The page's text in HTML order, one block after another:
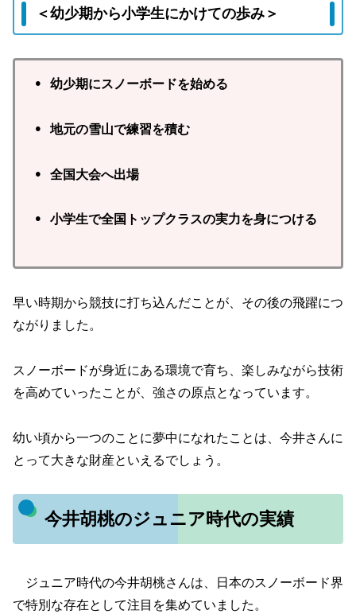
＜幼少期から小学生にかけての歩み＞
• 幼少期にスノーボードを始める
• 地元の雪山で練習を積む
• 全国大会へ出場
• 小学生で全国トップクラスの実力を身につける
早い時期から競技に打ち込んだことが、その後の飛躍につ
ながりました。
スノーボードが身近にある環境で育ち、楽しみながら技術
を高めていったことが、強さの原点となっています。
幼い頃から一つのことに夢中になれたことは、今井さんに
とって大きな財産といえるでしょう。
今井胡桃のジュニア時代の実績
ジュニア時代の今井胡桃さんは、日本のスノーボード界
で特別な存在として注目を集めていました。